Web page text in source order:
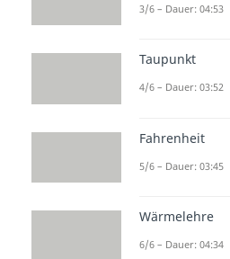
Volumen
auf Druck
Verstehe
3/6 – Dauer: 04:53
Taupunkt
4/6 – Dauer: 03:52
Fahrenheit
5/6 – Dauer: 03:45
Wärmelehre
6/6 – Dauer: 04:34